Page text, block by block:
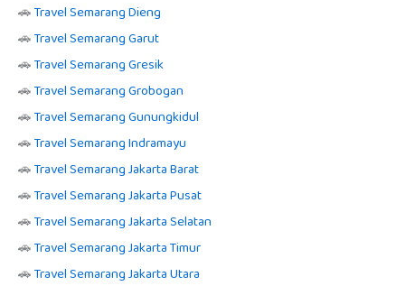
🚗Travel Semarang Dieng
🚗Travel Semarang Garut
🚗Travel Semarang Gresik
🚗Travel Semarang Grobogan
🚗Travel Semarang Gunungkidul
🚗Travel Semarang Indramayu
🚗Travel Semarang Jakarta Barat
🚗Travel Semarang Jakarta Pusat
🚗Travel Semarang Jakarta Selatan
🚗Travel Semarang Jakarta Timur
🚗Travel Semarang Jakarta Utara